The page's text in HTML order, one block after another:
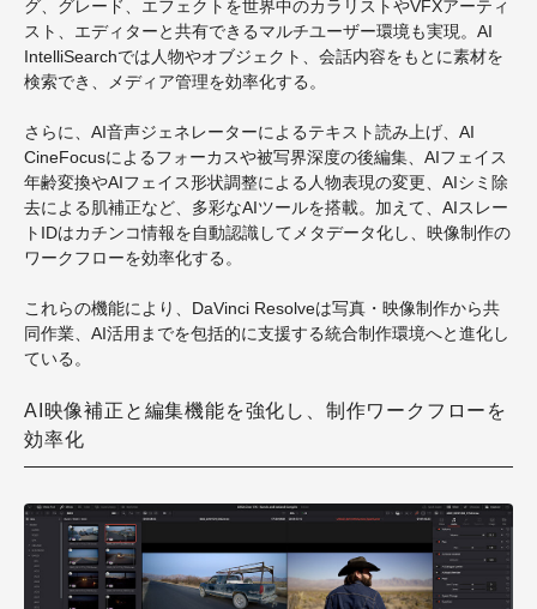
グ、グレード、エフェクトを世界中のカラリストやVFXアーティ
スト、エディターと共有できるマルチユーザー環境も実現。AI
IntelliSearchでは人物やオブジェクト、会話内容をもとに素材を
検索でき、メディア管理を効率化する。
さらに、AI音声ジェネレーターによるテキスト読み上げ、AI
CineFocusによるフォーカスや被写界深度の後編集、AIフェイス
年齢変換やAIフェイス形状調整による人物表現の変更、AIシミ除
去による肌補正など、多彩なAIツールを搭載。加えて、AIスレー
トIDはカチンコ情報を自動認識してメタデータ化し、映像制作の
ワークフローを効率化する。
これらの機能により、DaVinci Resolveは写真・映像制作から共
同作業、AI活用までを包括的に支援する統合制作環境へと進化し
ている。
AI映像補正と編集機能を強化し、制作ワークフローを
効率化